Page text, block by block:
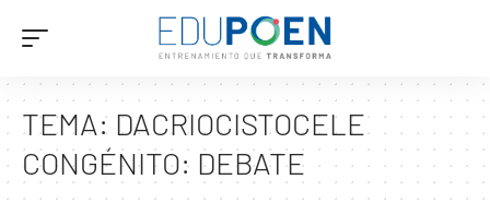
TEMA: DACRIOCISTOCELE
CONGÉNITO: DEBATE